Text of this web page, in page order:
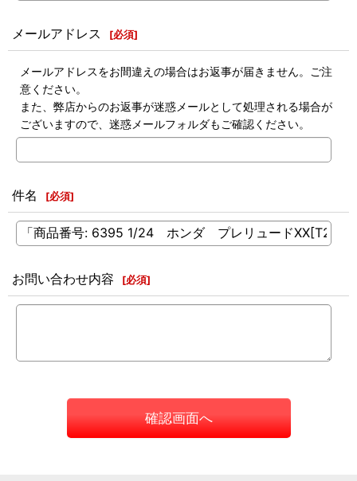
メールアドレス [必須]
メールアドレスをお間違えの場合はお返事が届きません。ご注
意ください。
また、弊店からのお返事が迷惑メールとして処理される場合が
ございますので、迷惑メールフォルダもご確認ください。
件名 [必須]
お問い合わせ内容 [必須]
確認画面へ